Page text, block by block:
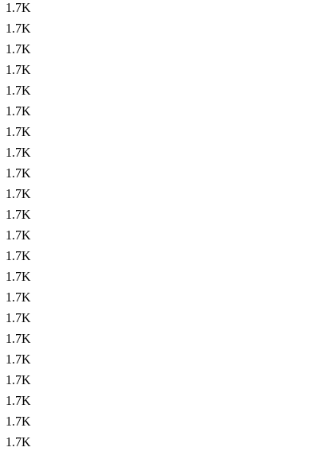
1.7K
1.7K
1.7K
1.7K
1.7K
1.7K
1.7K
1.7K
1.7K
1.7K
1.7K
1.7K
1.7K
1.7K
1.7K
1.7K
1.7K
1.7K
1.7K
1.7K
1.7K
1.7K